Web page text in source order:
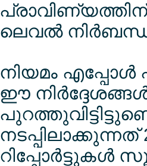
ലെവല്‍
നിയമം
ഈ
നടപ്പിലാക്കുന്നത്
റിപ്പോര്‍ട്ടുകള്‍